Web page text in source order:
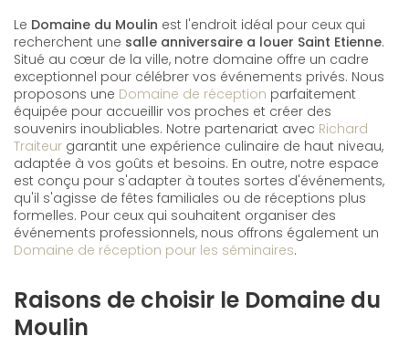
Le Domaine du Moulin est l'endroit idéal pour ceux qui
recherchent une salle anniversaire a louer Saint Etienne.
Situé au cœur de la ville, notre domaine offre un cadre
exceptionnel pour célébrer vos événements privés. Nous
proposons une Domaine de réception parfaitement
équipée pour accueillir vos proches et créer des
souvenirs inoubliables. Notre partenariat avec Richard
Traiteur garantit une expérience culinaire de haut niveau,
adaptée à vos goûts et besoins. En outre, notre espace
est conçu pour s'adapter à toutes sortes d'événements,
qu'il s'agisse de fêtes familiales ou de réceptions plus
formelles. Pour ceux qui souhaitent organiser des
événements professionnels, nous offrons également un
Domaine de réception pour les séminaires.
Raisons de choisir le Domaine du
Moulin